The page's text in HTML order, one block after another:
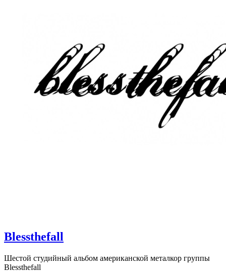
Blessthefall
Шестой студийный альбом американской металкор группы
Blessthefall